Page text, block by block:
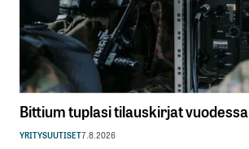
Bittium tuplasi tilauskirjat vuodessa
YRITYSUUTISET7.8.2026